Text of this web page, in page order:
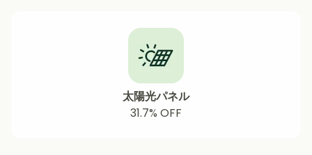
太陽光パネル
31.7% OFF